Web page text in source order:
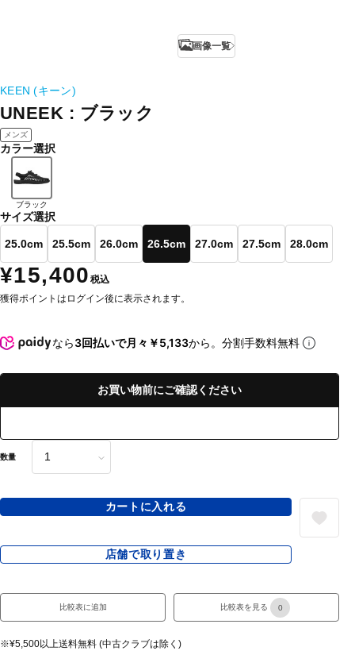
画像一覧
KEEN (キーン)
UNEEK : ブラック
メンズ
カラー選択
ブラック
サイズ選択
25.0cm 25.5cm 26.0cm 26.5cm 27.0cm 27.5cm 28.0cm
¥15,400 税込
獲得ポイントはログイン後に表示されます。
なら3回払いで月々￥5,133から。分割手数料無料
お買い物前にご確認ください
数量
カートに入れる
店舗で取り置き
比較表に追加 比較表を見る 0
※¥5,500以上送料無料 (中古クラブは除く)